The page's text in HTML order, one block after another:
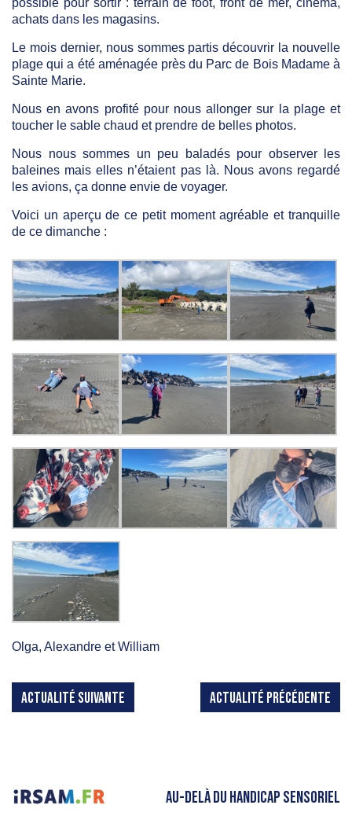
achats dans les magasins.
Le mois dernier, nous sommes partis découvrir la nouvelle
plage qui a été aménagée près du Parc de Bois Madame à
Sainte Marie.
Nous en avons profité pour nous allonger sur la plage et
toucher le sable chaud et prendre de belles photos.
Nous nous sommes un peu baladés pour observer les
baleines mais elles n’étaient pas là. Nous avons regardé
les avions, ça donne envie de voyager.
Voici un aperçu de ce petit moment agréable et tranquille
de ce dimanche :
Olga, Alexandre et William
ACTUALITÉ SUIVANTE ACTUALITÉ PRÉCÉDENTE
AU-DELÀ DU HANDICAP SENSORIEL